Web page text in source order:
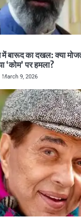
में बारूद का दखल: क्या
‘कोम’ पर हमला?
March 9, 2026